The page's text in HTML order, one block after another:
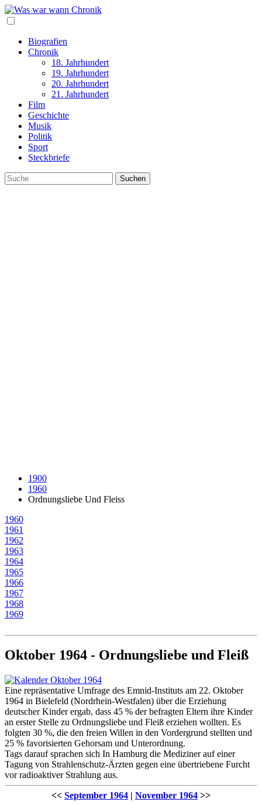
Biografien
Chronik
18. Jahrhundert
19. Jahrhundert
20. Jahrhundert
21. Jahrhundert
Film
Geschichte
Musik
Politik
Sport
Steckbriefe
1900
1960
Ordnungsliebe Und Fleiss
1960
1961
1962
1963
1964
1965
1966
1967
1968
1969
Oktober 1964 - Ordnungsliebe und Fleiß
Eine repräsentative Umfrage des Emnid-Instituts am 22. Oktober
1964 in Bielefeld (Nordrhein-Westfalen) über die Erziehung
deutscher Kinder ergab, dass 45 % der befragten Eltern ihre Kinder
an erster Stelle zu Ordnungsliebe und Fleiß erziehen wollten. Es
folgten 30 %, die den freien Willen in den Vordergrund stellten und
25 % favorisierten Gehorsam und Unterordnung.
Tags darauf sprachen sich In Hamburg die Mediziner auf einer
Tagung von Strahlenschutz-Ärzten gegen eine übertriebene Furcht
vor radioaktiver Strahlung aus.
<< September 1964 | November 1964 >>